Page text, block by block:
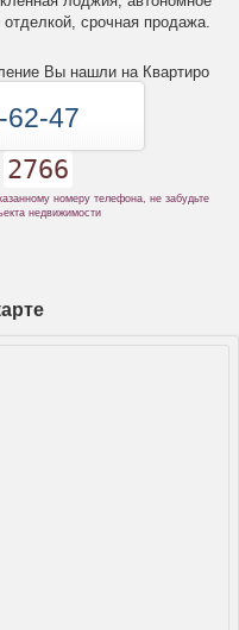
срочная продажа.
Вы нашли на Квартиро
62-47
2766
номеру телефона, не забудьте
недвижимости